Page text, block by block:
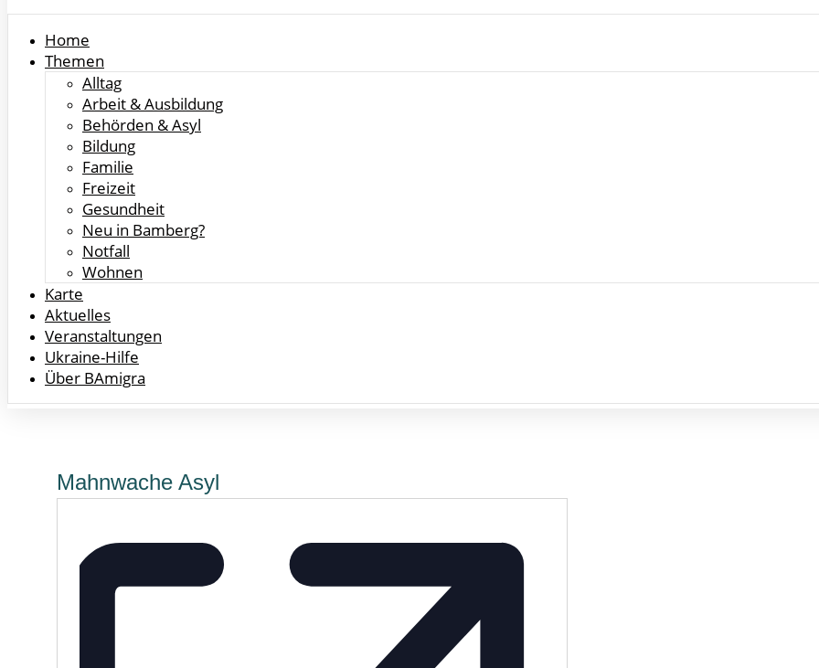
Home
Themen
Alltag
Arbeit & Ausbildung
Behörden & Asyl
Bildung
Familie
Freizeit
Gesundheit
Neu in Bamberg?
Notfall
Wohnen
Karte
Aktuelles
Veranstaltungen
Ukraine-Hilfe
Über BAmigra
Mahnwache Asyl